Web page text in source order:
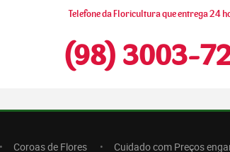
Telefone da Floricultura que entrega 24
(98) 3003-
Coroas de Flores Cuidado com Preços